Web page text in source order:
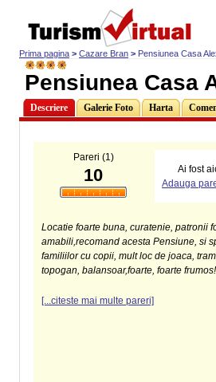
Prima pagina > Cazare Bran > Pensiunea Casa
Pensiunea Casa
Descriere Galerie Foto Harta
Pareri (1)
10
Ai fost
Adauga
Locatie foarte buna, curatenie, patronii
amabili,recomand acesta Pensiune, si
familiilor cu copii, mult loc de joaca,
topogan, balansoar,foarte, foarte frumos!
[...citeste mai multe pareri]